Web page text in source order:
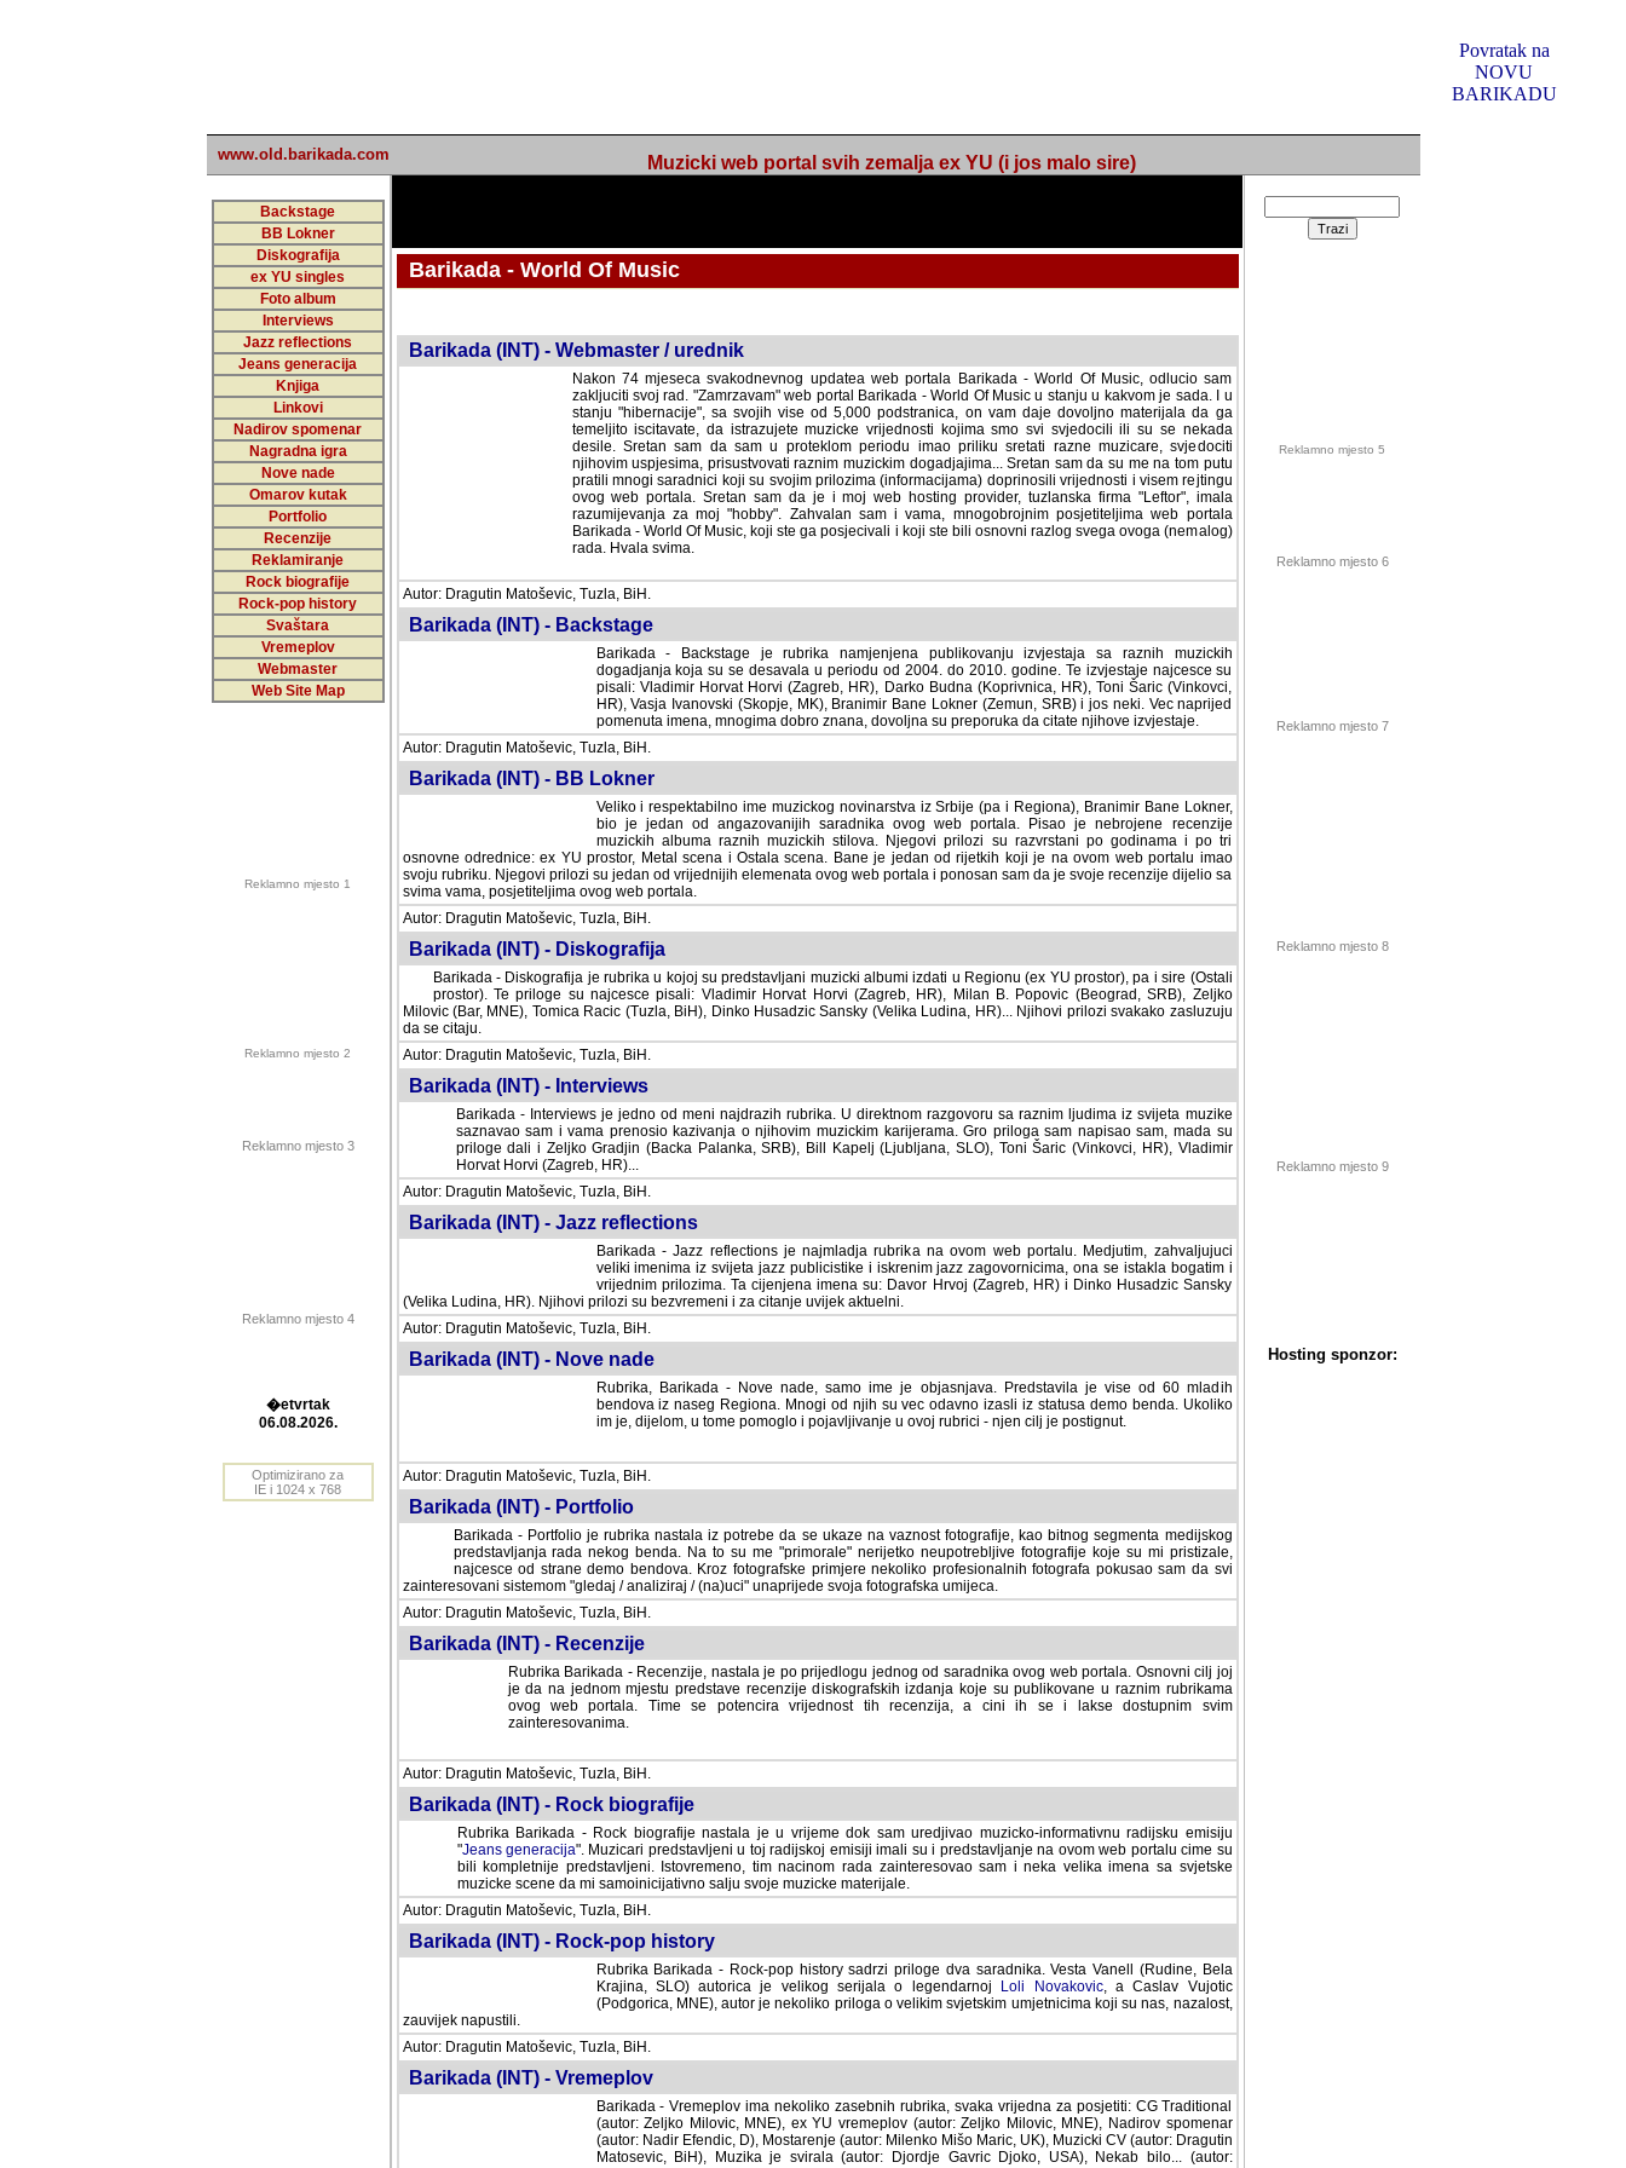
Povratak na
NOVU
BARIKADU
www.old.barikada.com Muzicki web portal svih zemalja ex YU (i jos malo sire)
Backstage
BB Lokner
Diskografija
ex YU singles
Foto album
Interviews
Jazz reflections
Jeans generacija
Knjiga
Linkovi
Nadirov spomenar
Nagradna igra
Nove nade
Omarov kutak
Portfolio
Recenzije
Reklamiranje
Rock biografije
Rock-pop history
Svaštara
Vremeplov
Webmaster
Web Site Map
Reklamno mjesto 1
Reklamno mjesto 2
Reklamno mjesto 3
Reklamno mjesto 4
Barikada - World Of Music
Barikada (INT) - Webmaster / urednik
Nakon 74 mjeseca svakodnevnog updatea web portala Barikada - World Of Music, odlucio sam
zakljuciti svoj rad. "Zamrzavam" web portal Barikada - World Of Music u stanju u kakvom je sada. I u
stanju "hibernacije", sa svojih vise od 5,000 podstranica, on vam daje dovoljno materijala da ga
temeljito iscitavate, da istrazujete muzicke vrijednosti kojima smo svi svjedocili ili su se nekada desile.
Sretan sam da sam u proteklom periodu imao priliku sretati razne muzicare, svjedociti njihovim
uspjesima, prisustvovati raznim muzickim dogadjajima... Sretan sam da su me na tom putu pratili
mnogi saradnici koji su svojim prilozima (informacijama) doprinosili vrijednosti i visem rejtingu ovog
web portala. Sretan sam da je i moj web hosting provider, tuzlanska firma "Leftor", imala
razumijevanja za moj "hobby". Zahvalan sam i vama, mnogobrojnim posjetiteljima web portala
Barikada - World Of Music, koji ste ga posjecivali i koji ste bili osnovni razlog svega ovoga (nemalog)
rada. Hvala svima.
Autor: Dragutin Matoševic, Tuzla, BiH.
Barikada (INT) - Backstage
Barikada - Backstage je rubrika namjenjena publikovanju izvjestaja sa raznih muzickih
dogadjanja koja su se desavala u periodu od 2004. do 2010. godine. Te izvjestaje najcesce su
pisali: Vladimir Horvat Horvi (Zagreb, HR), Darko Budna (Koprivnica, HR), Toni Šaric (Vinkovci,
HR), Vasja Ivanovski (Skopje, MK), Branimir Bane Lokner (Zemun, SRB) i jos neki. Vec naprijed
pomenuta imena, mnogima dobro znana, dovoljna su preporuka da citate njihove izvjestaje.
Autor: Dragutin Matoševic, Tuzla, BiH.
Barikada (INT) - BB Lokner
Veliko i respektabilno ime muzickog novinarstva iz Srbije (pa i Regiona), Branimir Bane Lokner,
bio je jedan od angazovanijih saradnika ovog web portala. Pisao je nebrojene recenzije muzickih
albuma raznih muzickih stilova. Njegovi prilozi su razvrstani po godinama i po tri osnovne
odrednice: ex YU prostor, Metal scena i Ostala scena. Bane je jedan od rijetkih koji je na ovom web portalu imao svoju rubriku.
Njegovi prilozi su jedan od vrijednijih elemenata ovog web portala i ponosan sam da je svoje recenzije dijelio sa svima vama,
posjetiteljima ovog web portala.
Autor: Dragutin Matoševic, Tuzla, BiH.
Barikada (INT) - Diskografija
Barikada - Diskografija je rubrika u kojoj su predstavljani muzicki albumi izdati u Regionu (ex YU prostor), pa i sire (Ostali
prostor). Te priloge su najcesce pisali: Vladimir Horvat Horvi (Zagreb, HR), Milan B. Popovic (Beograd, SRB), Zeljko Milovic
(Bar, MNE), Tomica Racic (Tuzla, BiH), Dinko Husadzic Sansky (Velika Ludina, HR)... Njihovi prilozi svakako zasluzuju da se
citaju.
Autor: Dragutin Matoševic, Tuzla, BiH.
Barikada (INT) - Interviews
Barikada - Interviews je jedno od meni najdrazih rubrika. U direktnom razgovoru sa raznim ljudima iz svijeta muzike
saznavao sam i vama prenosio kazivanja o njihovim muzickim karijerama. Gro priloga sam napisao sam, mada su
priloge dali i Zeljko Gradjin (Backa Palanka, SRB), Bill Kapelj (Ljubljana, SLO), Toni Šaric (Vinkovci, HR), Vladimir
Horvat Horvi (Zagreb, HR)...
Autor: Dragutin Matoševic, Tuzla, BiH.
Barikada (INT) - Jazz reflections
Barikada - Jazz reflections je najmladja rubrika na ovom web portalu. Medjutim, zahvaljujuci veliki
imenima iz svijeta jazz publicistike i iskrenim jazz zagovornicima, ona se istakla bogatim i
vrijednim prilozima. Ta cijenjena imena su: Davor Hrvoj (Zagreb, HR) i Dinko Husadzic Sansky
(Velika Ludina, HR). Njihovi prilozi su bezvremeni i za citanje uvijek aktuelni.
Autor: Dragutin Matoševic, Tuzla, BiH.
Barikada (INT) - Nove nade
Rubrika, Barikada - Nove nade, samo ime je objasnjava. Predstavila je vise od 60 mladih
bendova iz naseg Regiona. Mnogi od njih su vec odavno izasli iz statusa demo benda. Ukoliko im
je, dijelom, u tome pomoglo i pojavljivanje u ovoj rubrici - njen cilj je postignut.
Autor: Dragutin Matoševic, Tuzla, BiH.
Barikada (INT) - Portfolio
Barikada - Portfolio je rubrika nastala iz potrebe da se ukaze na vaznost fotografije, kao bitnog segmenta medijskog
predstavljanja rada nekog benda. Na to su me "primorale" nerijetko neupotrebljive fotografije koje su mi pristizale,
najcesce od strane demo bendova. Kroz fotografske primjere nekoliko profesionalnih fotografa pokusao sam da svi
zainteresovani sistemom "gledaj / analiziraj / (na)uci" unaprijede svoja fotografska umijeca.
Autor: Dragutin Matoševic, Tuzla, BiH.
Barikada (INT) - Recenzije
Rubrika Barikada - Recenzije, nastala je po prijedlogu jednog od saradnika ovog web portala. Osnovni cilj joj
je da na jednom mjestu predstave recenzije diskografskih izdanja koje su publikovane u raznim rubrikama
ovog web portala. Time se potencira vrijednost tih recenzija, a cini ih se i lakse dostupnim svim
zainteresovanima.
Autor: Dragutin Matoševic, Tuzla, BiH.
Barikada (INT) - Rock biografije
Rubrika Barikada - Rock biografije nastala je u vrijeme dok sam uredjivao muzicko-informativnu radijsku emisiju
"Jeans generacija". Muzicari predstavljeni u toj radijskoj emisiji imali su i predstavljanje na ovom web portalu cime su
bili kompletnije predstavljeni. Istovremeno, tim nacinom rada zainteresovao sam i neka velika imena sa svjetske
muzicke scene da mi samoinicijativno salju svoje muzicke materijale.
Autor: Dragutin Matoševic, Tuzla, BiH.
Barikada (INT) - Rock-pop history
Rubrika Barikada - Rock-pop history sadrzi priloge dva saradnika. Vesta Vanell (Rudine, Bela
Krajina, SLO) autorica je velikog serijala o legendarnoj
Loli Novakovic, a Caslav Vujotic
(Podgorica, MNE), autor je nekoliko priloga o velikim svjetskim umjetnicima koji su nas, nazalost,
zauvijek napustili.
Autor: Dragutin Matoševic, Tuzla, BiH.
Barikada (INT) - Vremeplov
Barikada - Vremeplov ima nekoliko zasebnih rubrika, svaka vrijedna za posjetiti: CG Traditional
(autor: Zeljko Milovic, MNE), ex YU vremeplov (autor: Zeljko Milovic, MNE), Nadirov spomenar
(autor: Nadir Efendic, D), Mostarenje (autor: Milenko Mišo Maric, UK), Muzicki CV (autor: Dragutin
Matosevic, BiH), Muzika je svirala (autor: Djordje Gavric Djoko, USA), Nekab bilo... (autor: